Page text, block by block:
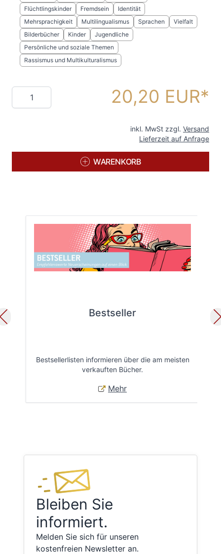
Flüchtlingskinder Fremdsein
Identität
Mehrsprachigkeit
Multilingualismus Sprachen
Vielfalt
Bilderbücher
Kinder
Jugendliche
Persönliche und soziale Themen
Rassismus und Multikulturalismus
Menge 20,20 EUR
inkl. MwSt zzgl. Versand
Lieferzeit auf Anfrage
WARENKORB
Bestseller
Bestsellerlisten informieren über die am meisten
verkauften Bücher.
Mehr
Bleiben Sie
informiert.
Melden Sie sich für unseren
kostenfreien Newsletter an.